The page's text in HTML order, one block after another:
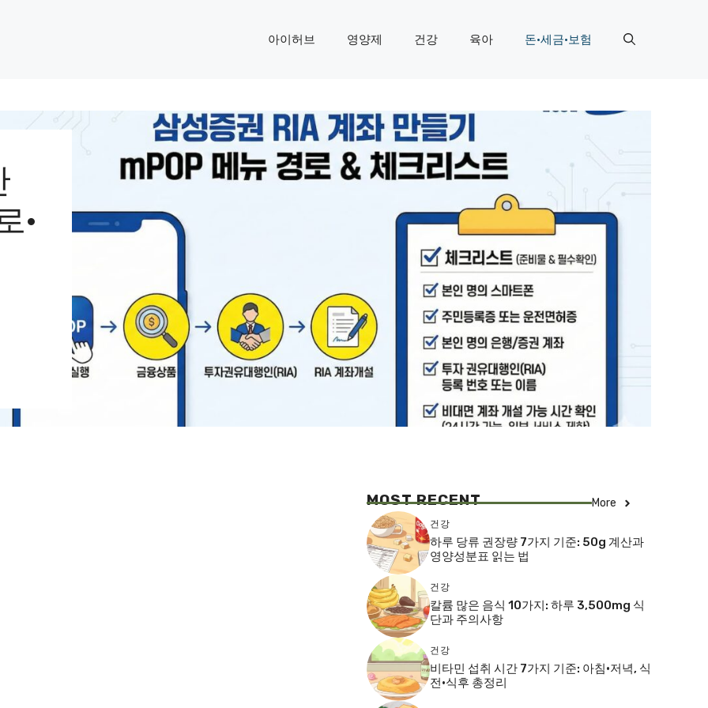
아이허브 영양제 건강 육아 돈·세금·보험
·
MOST RECENT More
건강
하루 당류 권장량 7가지 기준: 50g 계산과
영양성분표 읽는 법
건강
칼륨 많은 음식 10가지: 하루 3,500mg 식
단과 주의사항
건강
비타민 섭취 시간 7가지 기준: 아침·저녁, 식
전·식후 총정리